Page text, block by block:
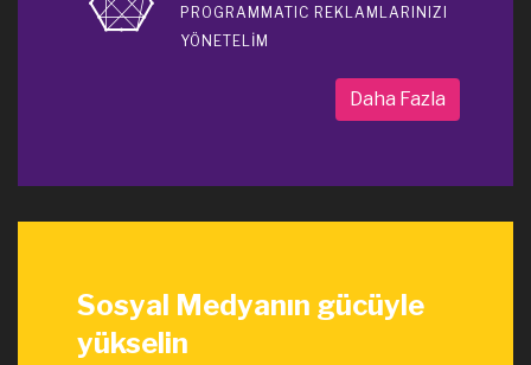
PROGRAMMATIC REKLAMLARINIZI
YÖNETELİM
Daha Fazla
Sosyal Medyanın gücüyle
yükselin